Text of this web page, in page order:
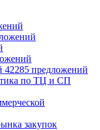
42285 предложений
по ТЦ и СП
закупок